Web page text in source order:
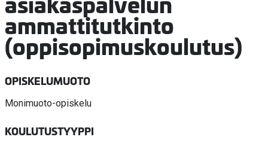
ammattitutkinto
(oppisopimuskoulutus)
OPISKELUMUOTO
Monimuoto-opiskelu
KOULUTUSTYYPPI